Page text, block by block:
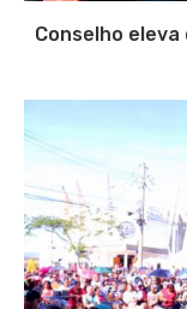
Conselho eleva